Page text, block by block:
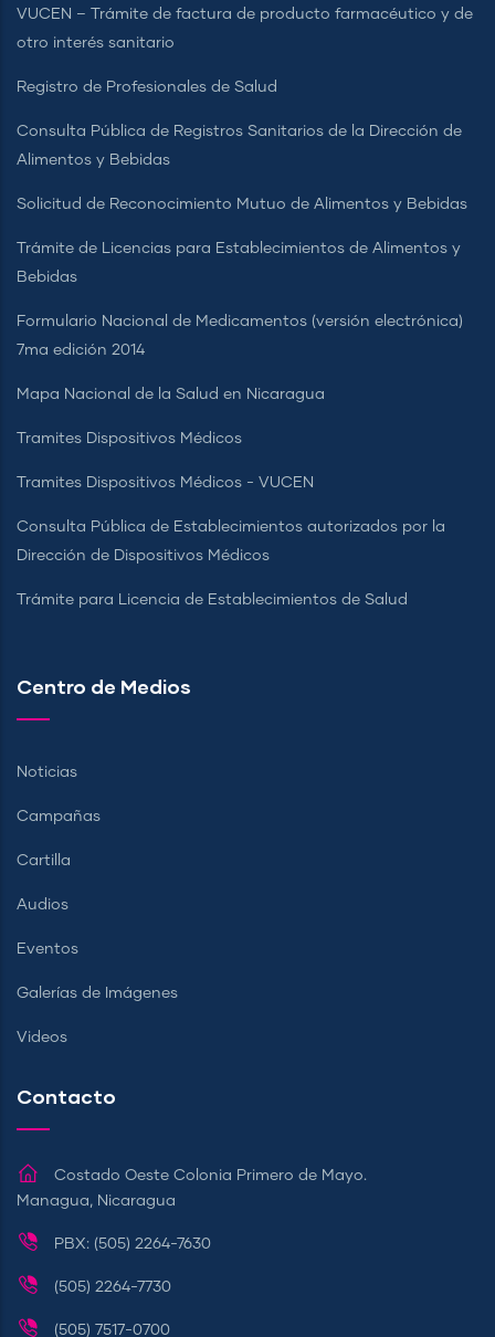
VUCEN – Trámite de factura de producto farmacéutico y de
otro interés sanitario
Registro de Profesionales de Salud
Consulta Pública de Registros Sanitarios de la Dirección de
Alimentos y Bebidas
Solicitud de Reconocimiento Mutuo de Alimentos y Bebidas
Trámite de Licencias para Establecimientos de Alimentos y
Bebidas
Formulario Nacional de Medicamentos (versión electrónica)
7ma edición 2014
Mapa Nacional de la Salud en Nicaragua
Tramites Dispositivos Médicos
Tramites Dispositivos Médicos - VUCEN
Consulta Pública de Establecimientos autorizados por la
Dirección de Dispositivos Médicos
Trámite para Licencia de Establecimientos de Salud
Centro de Medios
Noticias
Campañas
Cartilla
Audios
Eventos
Galerías de Imágenes
Videos
Contacto
Costado Oeste Colonia Primero de Mayo.
Managua, Nicaragua
PBX: (505) 2264-7630
(505) 2264-7730
(505) 7517-0700